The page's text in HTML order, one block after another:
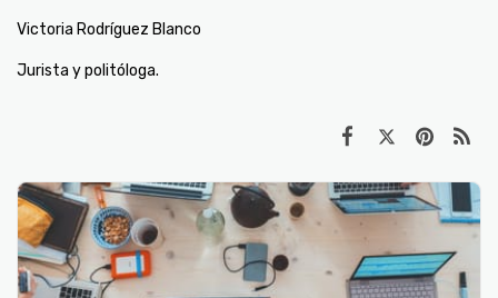
Victoria Rodríguez Blanco
Jurista y politóloga.